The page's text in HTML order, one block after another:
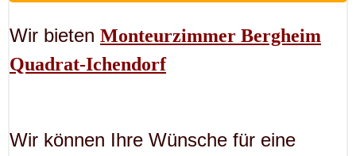
Wir bieten Monteurzimmer Bergheim
Quadrat-Ichendorf
Wir können Ihre Wünsche für eine